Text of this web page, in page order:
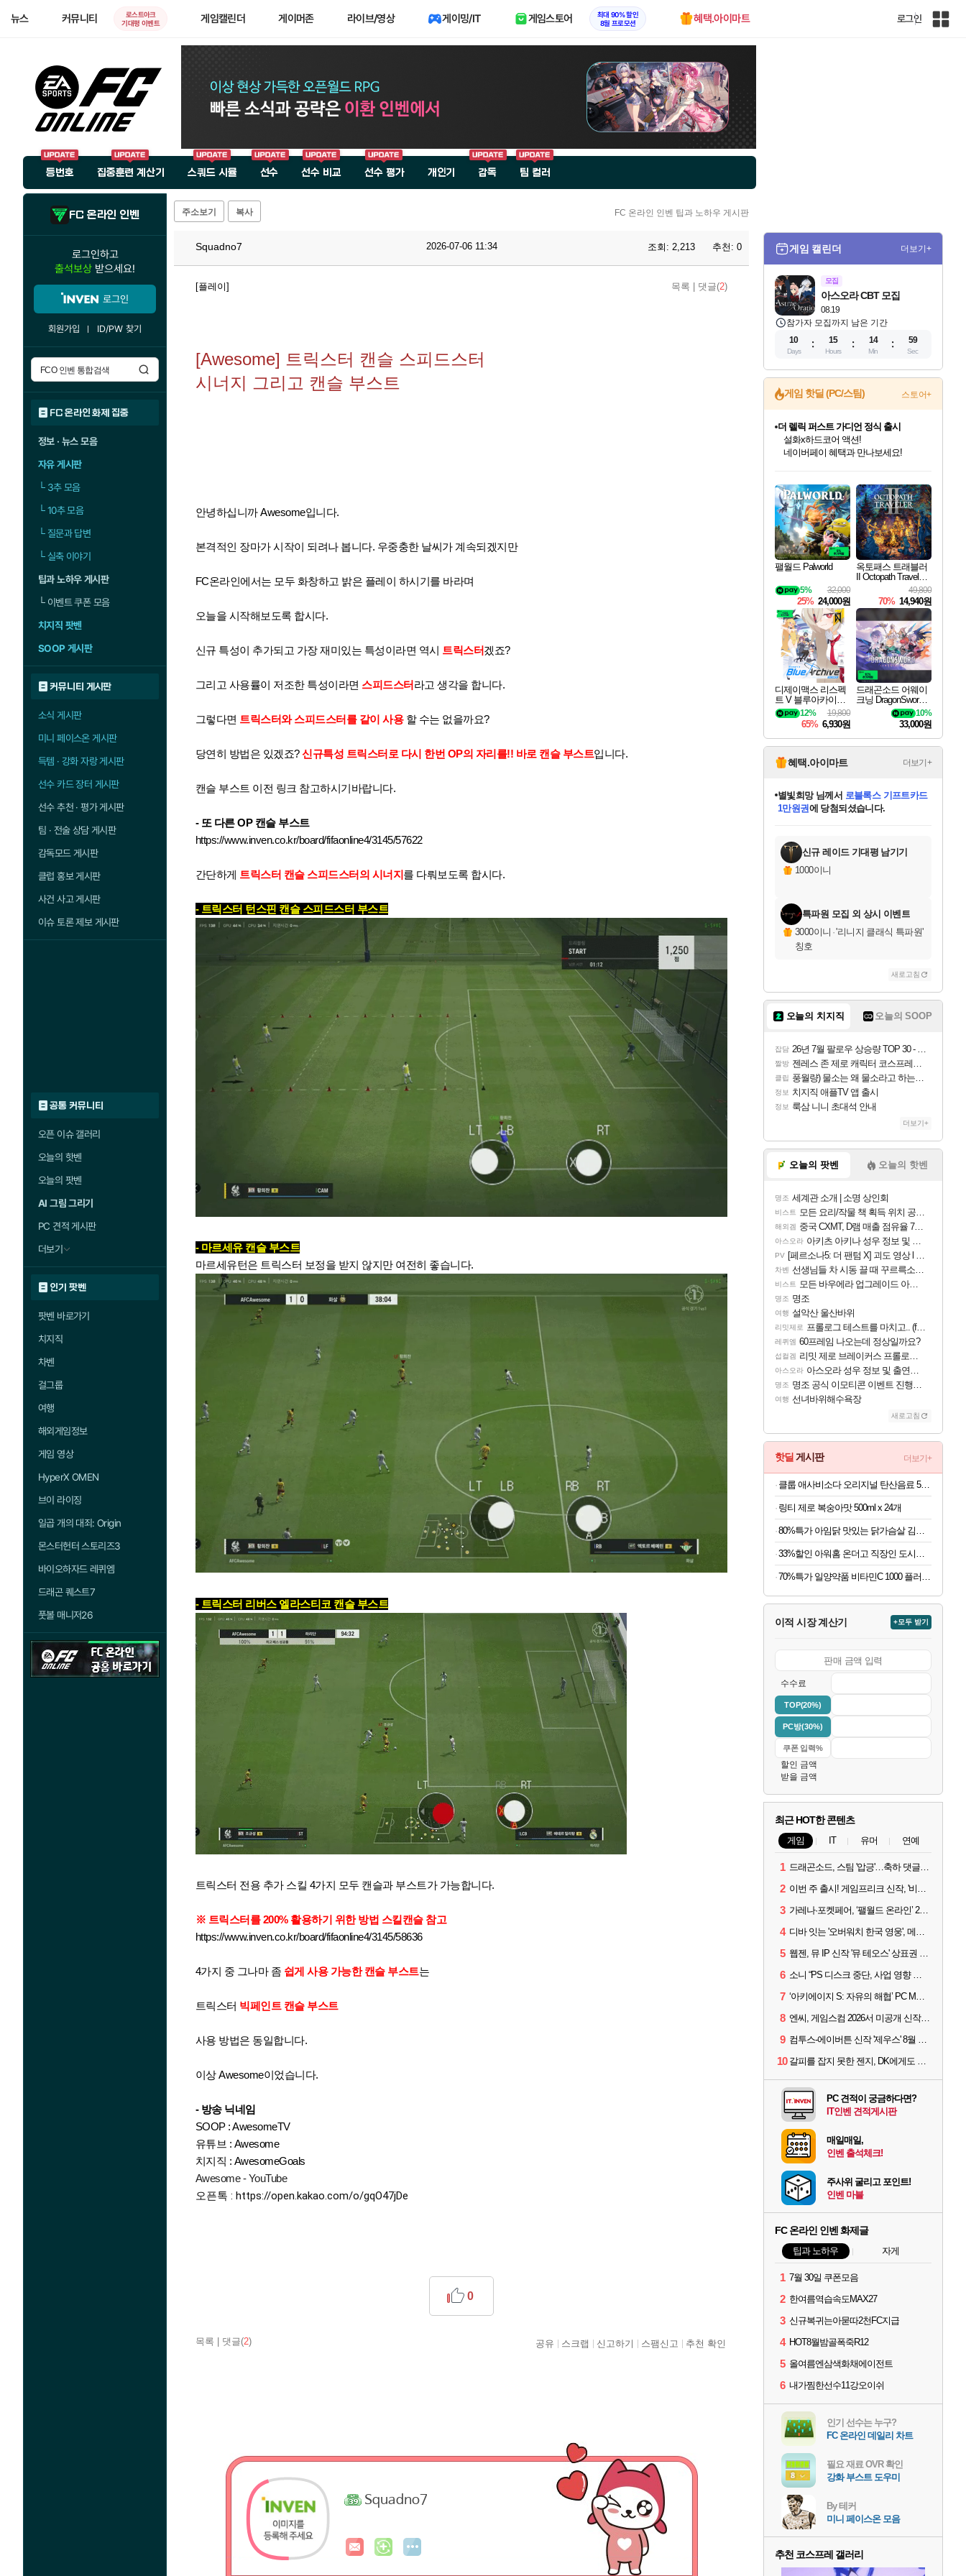
뉴스 커뮤니티
로스트아크
기대평 이벤트
게임캘린더 게이머존 라이브/영상 게이밍/IT 게임스토어
최대 90% 할인
8월 프로모션
혜택.아이마트 로그인
인
등번호 집중훈련 계산기 스쿼드 시뮬 선수 선수 비교 선수 평가 개인기 감독 팀 컬러
FC 온라인 인벤
로그인하고
출석보상 받으세요!
로그인
회원가입 ID/PW 찾기
FC 온라인 화제 집중
정보 · 뉴스 모음
자유 게시판
└3추 모음
└10추 모음
└질문과 답변
└실축 이야기
팁과 노하우 게시판
└이벤트 쿠폰 모음
치지직 팟벤
SOOP 게시판
커뮤니티 게시판
소식 게시판
미니 페이스온 게시판
득템 · 강화 자랑 게시판
선수 카드 장터 게시판
선수 추천 · 평가 게시판
팀 · 전술 상담 게시판
감독모드 게시판
클럽 홍보 게시판
사건 사고 게시판
이슈 토론 제보 게시판
공통 커뮤니티
오픈 이슈 갤러리
오늘의 핫벤
오늘의 팟벤
AI 그림 그리기
PC 견적 게시판
더보기
인기 팟벤
팟벤 바로가기
치지직
차벤
걸그룹
여행
해외게임정보
게임 영상
HyperX OMEN
브이 라이징
일곱 개의 대죄: Origin
몬스터헌터 스토리즈3
바이오하자드 레퀴엠
드래곤 퀘스트7
풋볼 매니저26
주소보기 복사 FC 온라인 인벤 팁과 노하우 게시판
Squadno7 2026-07-06 11:34 조회: 2,213 추천: 0
[플레이] 목록 댓글(2)
[Awesome] 트릭스터 캔슬 스피드스터
시너지 그리고 캔슬 부스트
안녕하십니까 Awesome입니다.
본격적인 장마가 시작이 되려나 봅니다. 우중충한 날씨가 계속되겠지만
FC온라인에서는 모두 화창하고 밝은 플레이 하시기를 바라며
오늘을 시작해보도록 합시다.
신규 특성이 추가되고 가장 재미있는 특성이라면 역시 트릭스터겠죠?
그리고 사용률이 저조한 특성이라면 스피드스터라고 생각을 합니다.
그렇다면 트릭스터와 스피드스터를 같이 사용할 수는 없을까요?
당연히 방법은 있겠죠?신규특성 트릭스터로 다시 한번 OP의 자리를!! 바로 캔슬 부스트입니다.
캔슬 부스트 이전 링크 참고하시기바랍니다.
- 또 다른 OP 캔슬 부스트
https://www.inven.co.kr/board/fifaonline4/3145/57622
간단하게 트릭스터 캔슬 스피드스터의 시너지를 다뤄보도록 합시다.
- 트릭스터 턴스핀 캔슬 스피드스터 부스트
- 마르세유 캔슬 부스트
마르세유턴은 트릭스터 보정을 받지 않지만 여전히 좋습니다.
- 트릭스터 리버스 엘라스티코 캔슬 부스트
트릭스터 전용 추가 스킬 4가지 모두 캔슬과 부스트가 가능합니다.
※ 트릭스터를 200% 활용하기 위한 방법 스킬캔슬 참고
https://www.inven.co.kr/board/fifaonline4/3145/58636
4가지 중 그나마 좀 쉽게 사용 가능한 캔슬 부스트는
트릭스터 빅페인트 캔슬 부스트
사용 방법은 동일합니다.
이상 Awesome이었습니다.
- 방송 닉네임
SOOP : AwesomeTV
유튜브 : Awesome
치지직 : AwesomeGoals
Awesome - YouTube
오픈톡 : https://open.kakao.com/o/gqO47jDe
목록 | 댓글(2)
0
공유 스크랩 신고하기 스팸신고 추천 확인
Squadno7
게임 캘린더 더보기+
모집
08.19
아스오라 CBT 모집
참가자 모집까지 남은 기간
10
Days
15
Hours
14
Min
58
Sec
게임 핫딜 (PC/스팀) 스토어+
최대 90% 할인가를 만나보세요!
네이버혜택과 함께 만나보세요!
50%할인&추가 적립까지!
네이버 포인트 혜택까지!
이니&베니 혜택까지!
네이버 혜택가와 함께 예약하세요!
할인&네이버혜택으로 만나보세요!
더 렐릭 퍼스트 가디언 정식 출시
설화x하드코어 액션!
네이버페이 혜택과 만나보세요!
베데스다 40주년 기념 할인 중!
베데스다의 명작들을
40주년 프로모션으로 만나보세요!
할인가에 만나보세요!
일부 에디션 상시 할인!
혜택으로 예약 판매 중
편안하게 충전하세요
팰월드 Palworld
32,000
5%
25% 24,000원
옥토패스 트래블러
II Octopath Traveler I
49,800
70% 14,940원
디제이맥스 리스펙
트 V 블루아카이브
팩 DJMAX RESPE
CT V Blue Archive P
ack DLC
19,800
12%
65% 6,930원
드래곤소드 어웨이
크닝 DragonSword A
10%
33,000원
혜택.아이마트 더보기+
교환.
당첨되셨습니다.
당첨되셨습니다.
당첨되셨습니다.
별빛희망님께서 로블록스 기프트카드
1만원권에 당첨되셨습니다.
당첨되셨습니다.
당첨되셨습니다.
당첨되셨습니다.
당첨되셨습니다.
에디션 (스팀코드)를 교환.
당첨되셨습니다.
신규 레이드 기대평 남기기
1000이니
특파원 모집 외 상시 이벤트
3000이니 ·'리니지 클래식 특파원'
칭호
새로고침
오늘의 치지직 오늘의 SOOP
잡담 26년 7월 팔로우 상승량 TOP 30 - 월간 치지직
짤방 젠레스 존 제로 캐릭터 코스프레한 꽁주
클립 풍월량) 물소는 왜 물소라고 하는거야? 아! 그만 ㅋㅋ
정보 치지직 애플TV 앱 출시
정보 룩삼 니니 초대석 안내
더보기+
오늘의 팟벤 오늘의 핫벤
명조 세계관 소개 | 소명 상인회
비스트 모든 요리/작물 책 획득 위치 공략 (36개) - 미식가 도전과제
해외겜 중국 CXMT, D램 매출 점유율 7%…글로벌 4위로 부상
아스오라 아키츠 아키나 성우 정보 및 주요 필모
PV [페르소나5: 더 팬텀 X] 괴도 영상 l 타카마키 안·댄싱 스타
차벤 선생님들 차 시동 끌 때 꾸르륵소리나는데
비스트 모든 바우에라 업그레이드 아이템 획득 위치 공략 (89개)
명조 명조
여행 설악산 울산바위
리밋제로 프롤로그 테스트를 마치고.. (feat. 리아)
레퀴엠 60프레임 나오는데 정상일까요?
섭컬겜 리밋 제로 브레이커스 프롤로그 테스트 후기 영상 업로드
아스오라 아스오라 성우 정보 및 출연작 모음
명조 명조 공식 이모티콘 이벤트 진행해봤습니다! 참여부터 추첨까지????
여행 선녀바위해수욕장
새로고침
핫딜 게시판 더보기+
클룹 애사비소다 오리지널 탄산음료 500ml x 12개
링티 제로 복숭아맛 500ml x 24개
70%특가 일양약품 비타민C 1000 플러스, 1100mg, 60정, 6개
이적 시장 계산기 +모두 받기
수수료
TOP(20%)
PC방(30%)
할인 금액
받을 금액
최근 HOT한 콘텐츠
게임 IT 유머 연예
1 드래곤소드, 스팀 '압긍'…축하 댓글 달고 게임 코드 받자!
2 이번 주 출시! 게임프리크 신작, '비스트 오브 리인카네이션'
3 가레나·포켓페어, ‘팰월드 온라인’ 2026년 출시 예고
4 디바 잇는 '오버워치 한국 영웅', 메카 파일럿 디몬 나온다
5 웹젠, 뮤 IP 신작 '뮤 테오스' 상표권 출원
6 소니 “PS 디스크 중단, 사업 영향 없다”
7 ‘아키에이지 S: 자유의 해협’ PC MMORPG로 개발한다
8 엔씨, 게임스컴 2026서 미공개 신작 최초 공개
9 컴투스-에이버튼 신작 '제우스' 8월 26일 출시…"모두를 위한 경쟁"
10 갈피를 잡지 못한 젠지, DK에게도 0:2 패배
PC 견적이 궁금하다면?
IT인벤 견적게시판
매일매일,
인벤 출석체크!
주사위 굴리고 포인트!
인벤 마블
FC 온라인 인벤 화제글
팁과 노하우 자게
1 7월 30일 쿠폰모음
2 한여름역습속도MAX27
3 신규복귀는아묻따2천FC지급
4 HOT8월밤골폭죽R12
5 올여름엔삼색화채에이전트
6 내가찜한선수11강오이쉬
인기 선수는 누구?
FC 온라인 데일리 차트
필요 재료 OVR 확인
강화 부스트 도우미
By 테커
미니 페이스온 모음
추천 코스프레 갤러리